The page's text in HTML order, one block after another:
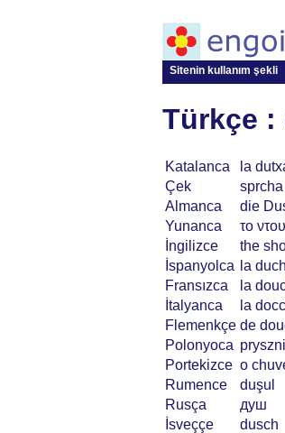
Sitenin kullanım şekli
Türkçe :
Katalanca
la
Çek
sprcha
Almanca
die
Yunanca
το
İngilizce
the
İspanyolca
la
Fransızca
la
İtalyanca
la
Flemenkçe de
Polonyoca
Portekizce o
Rumence
duşul
Rusça
душ
İsveççe
dusch